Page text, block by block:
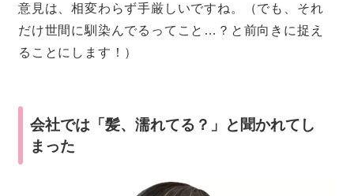
意見は、相変わらず手厳しいですね。（でも、それ
だけ世間に馴染んでるってこと…？と前向きに捉え
ることにします！）
会社では「髪、濡れてる？」と聞かれてし
まった